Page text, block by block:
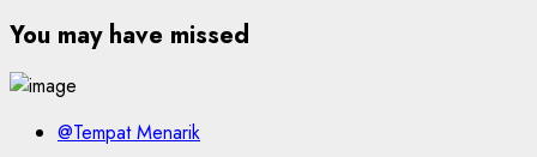
You may have missed
@Tempat Menarik